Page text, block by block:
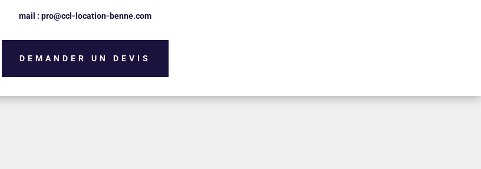
mail : pro@ccl-location-benne.com
DEMANDER UN DEVIS